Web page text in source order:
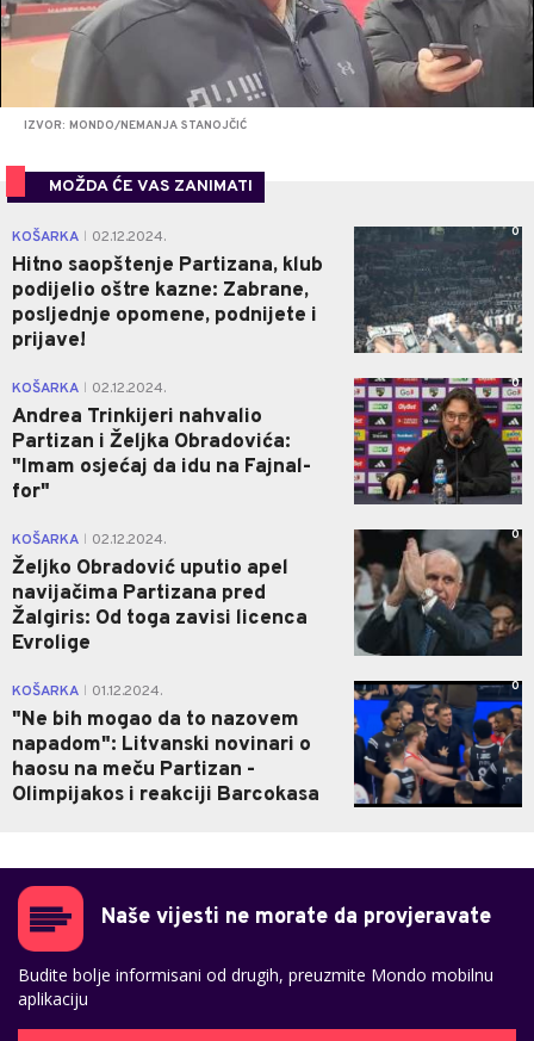
IZVOR: MONDO/NEMANJA STANOJČIĆ
MOŽDA ĆE VAS ZANIMATI
KOŠARKA 02.12.2024.
Hitno saopštenje Partizana, klub
podijelio oštre kazne: Zabrane,
posljednje opomene, podnijete i
prijave!
0
KOŠARKA 02.12.2024.
Andrea Trinkijeri nahvalio
Partizan i Željka Obradovića:
"Imam osjećaj da idu na Fajnal-
for"
0
KOŠARKA 02.12.2024.
Željko Obradović uputio apel
navijačima Partizana pred
Žalgiris: Od toga zavisi licenca
Evrolige
0
KOŠARKA 01.12.2024.
"Ne bih mogao da to nazovem
napadom": Litvanski novinari o
haosu na meču Partizan -
Olimpijakos i reakciji Barcokasa
0
Naše vijesti ne morate da provjeravate
Budite bolje informisani od drugih, preuzmite Mondo mobilnu
aplikaciju